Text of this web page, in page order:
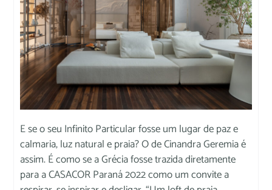
E se o seu Infinito Particular fosse um lugar de paz e
calmaria, luz natural e praia? O de Cinandra Geremia é
assim. É como se a Grécia fosse trazida diretamente
para a CASACOR Paraná 2022 como um convite a